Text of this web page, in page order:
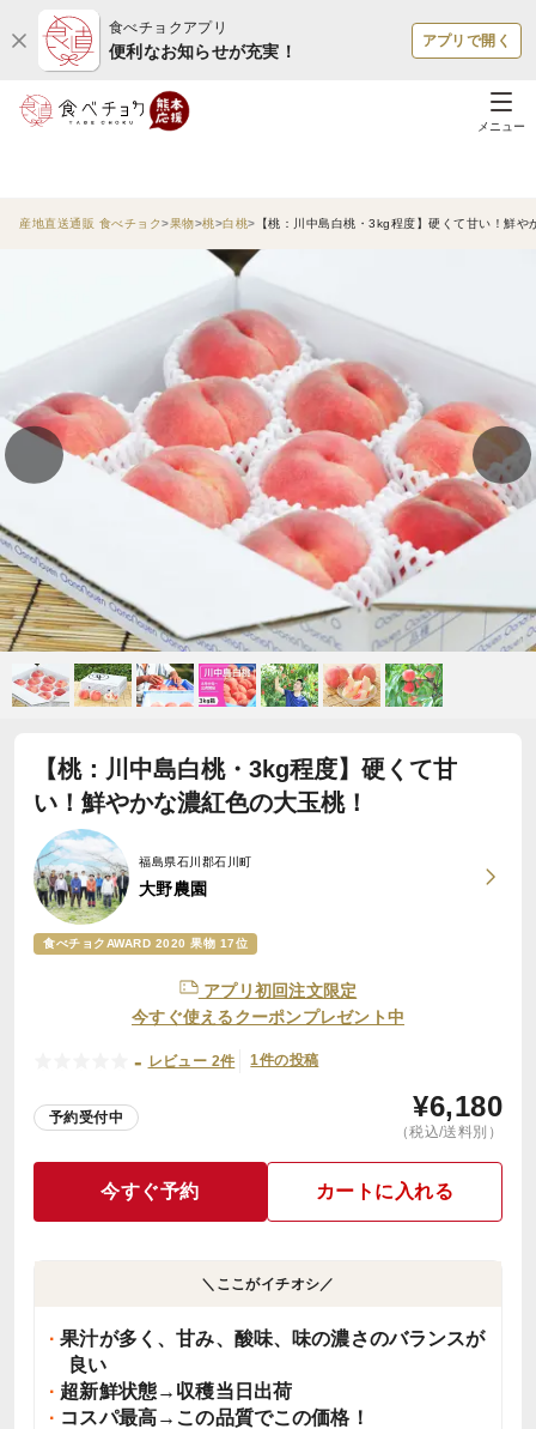
食べチョクアプリ
便利なお知らせが充実！
アプリで開く
メニュー
産地直送通販 食べチョク 果物 桃 白桃 【桃：川中島白桃・3kg程度】硬くて甘い！鮮や
【桃：川中島白桃・3kg程度】硬くて甘
い！鮮やかな濃紅色の大玉桃！
福島県石川郡石川町
大野農園
食べチョクAWARD 2020 果物 17位
アプリ初回注文限定
今すぐ使えるクーポンプレゼント中
- レビュー 2件 1件の投稿
予約受付中 ¥6,180
（税込/送料別）
今すぐ予約 カートに入れる
＼ここがイチオシ／
果汁が多く、甘み、酸味、味の濃さのバランスが
良い
超新鮮状態→収穫当日出荷
コスパ最高→この品質でこの価格！